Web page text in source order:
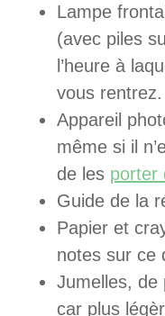
Lampe
(avec piles
l’heure à
vous rentrez.
Appareil
même si il
de les porter
Guide de la
Papier et
notes sur ce
Jumelles, de
car plus